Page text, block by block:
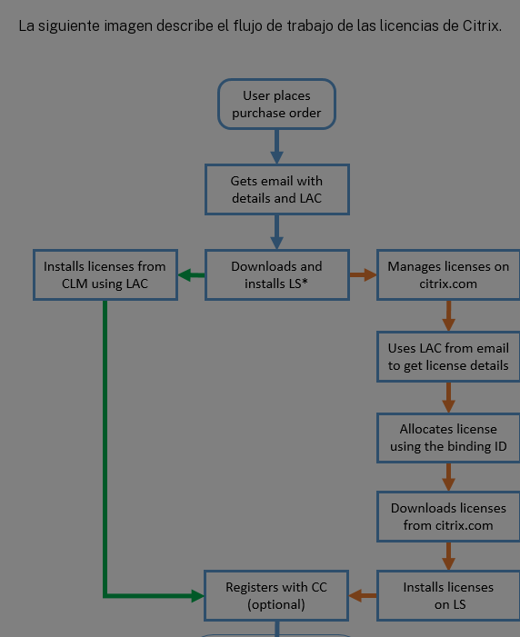
La siguiente imagen describe el flujo de trabajo de las licencias de Citrix.